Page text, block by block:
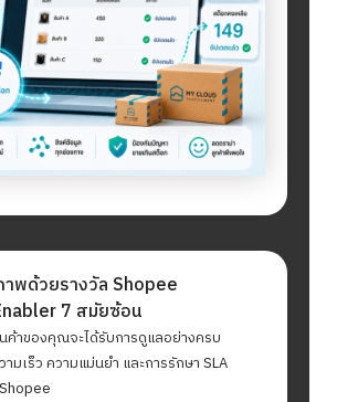
พด้วยรางวัล Shopee
7 สมัยซ้อน
ค้าของคุณจะได้รับการดูแลอย่างครบ
มเร็ว ความแม่นยำ และการรักษา SLA